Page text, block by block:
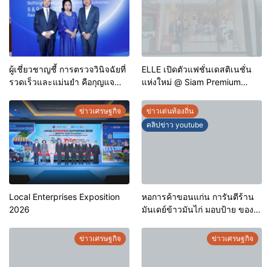
ผู้เชี่ยวชาญชี้ การตรวจวินิจฉัยที่
รวดเร็วและแม่นยำ คือกุญแจ
ประเทศไทย
ELLE เปิดตัวแฟชั่นเดสติเนชั่น
แห่งใหม่ @ Siam Premium
ดีลพิเศษลดสูงสุด 70%
ข่าวเศรษฐกิจ
Local Enterprises Exposition
2026
ข่าวเด่นท้องถิ่น
คลิปข่าว youtube
หอการค้าขอนแก่น การันตีร้าน
มันเดย์ข้าวมันไก่ มอบป้าย ของดี
ประกอบการคุณภาพ ยกระดับ
มาตรฐาน สร้างความเชื่อมั่นให้ผู้
ข่าวเศรษฐกิจ ข่าวเศรษฐกิจ